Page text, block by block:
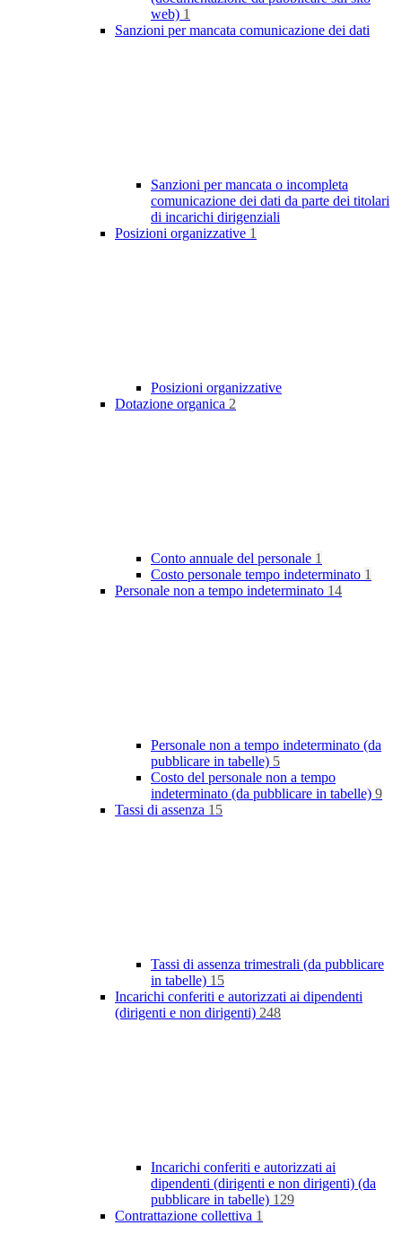
web) 1
Sanzioni per mancata comunicazione dei dati
Sanzioni per mancata o incompleta
comunicazione dei dati da parte dei titolari
di incarichi dirigenziali
Posizioni organizzative 1
Posizioni organizzative
Dotazione organica 2
Conto annuale del personale 1
Costo personale tempo indeterminato 1
Personale non a tempo indeterminato 14
Personale non a tempo indeterminato (da
pubblicare in tabelle) 5
Costo del personale non a tempo
indeterminato (da pubblicare in tabelle) 9
Tassi di assenza 15
Tassi di assenza trimestrali (da pubblicare
in tabelle) 15
Incarichi conferiti e autorizzati ai dipendenti
(dirigenti e non dirigenti) 248
Incarichi conferiti e autorizzati ai
dipendenti (dirigenti e non dirigenti) (da
pubblicare in tabelle) 129
Contrattazione collettiva 1